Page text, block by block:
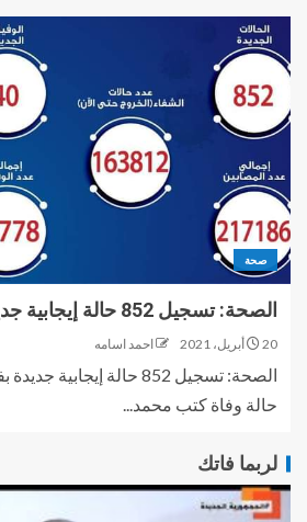
صحة
الصحة: تسجيل 852 حالة إيجابية جديدة بفيروس كورونا
20 أبريل، 2021 احمد اسامه
حالة وفاة كتب محمد...
لربما فاتك